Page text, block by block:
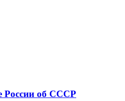
России об СССР